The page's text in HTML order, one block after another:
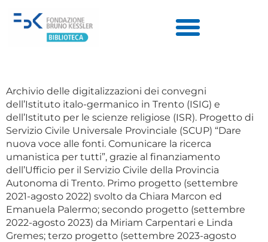
Archivio delle digitalizzazioni dei convegni
dell’Istituto italo-germanico in Trento (ISIG) e
dell’Istituto per le scienze religiose (ISR). Progetto di
Servizio Civile Universale Provinciale (SCUP) “Dare
nuova voce alle fonti. Comunicare la ricerca
umanistica per tutti”, grazie al finanziamento
dell’Ufficio per il Servizio Civile della Provincia
Autonoma di Trento. Primo progetto (settembre
2021-agosto 2022) svolto da Chiara Marcon ed
Emanuela Palermo; secondo progetto (settembre
2022-agosto 2023) da Miriam Carpentari e Linda
Gremes; terzo progetto (settembre 2023-agosto